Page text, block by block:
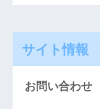
サイト情報
お問い合わせ